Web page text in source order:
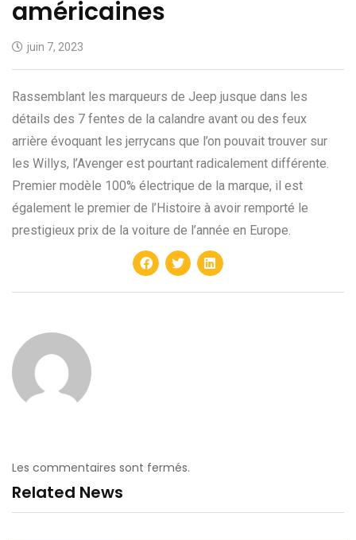
américaines
juin 7, 2023
Rassemblant les marqueurs de Jeep jusque dans les
détails des 7 fentes de la calandre avant ou des feux
arrière évoquant les jerrycans que l’on pouvait trouver sur
les Willys, l’Avenger est pourtant radicalement différente.
Premier modèle 100% électrique de la marque, il est
également le premier de l’Histoire à avoir remporté le
prestigieux prix de la voiture de l’année en Europe.
Les commentaires sont fermés.
Related News